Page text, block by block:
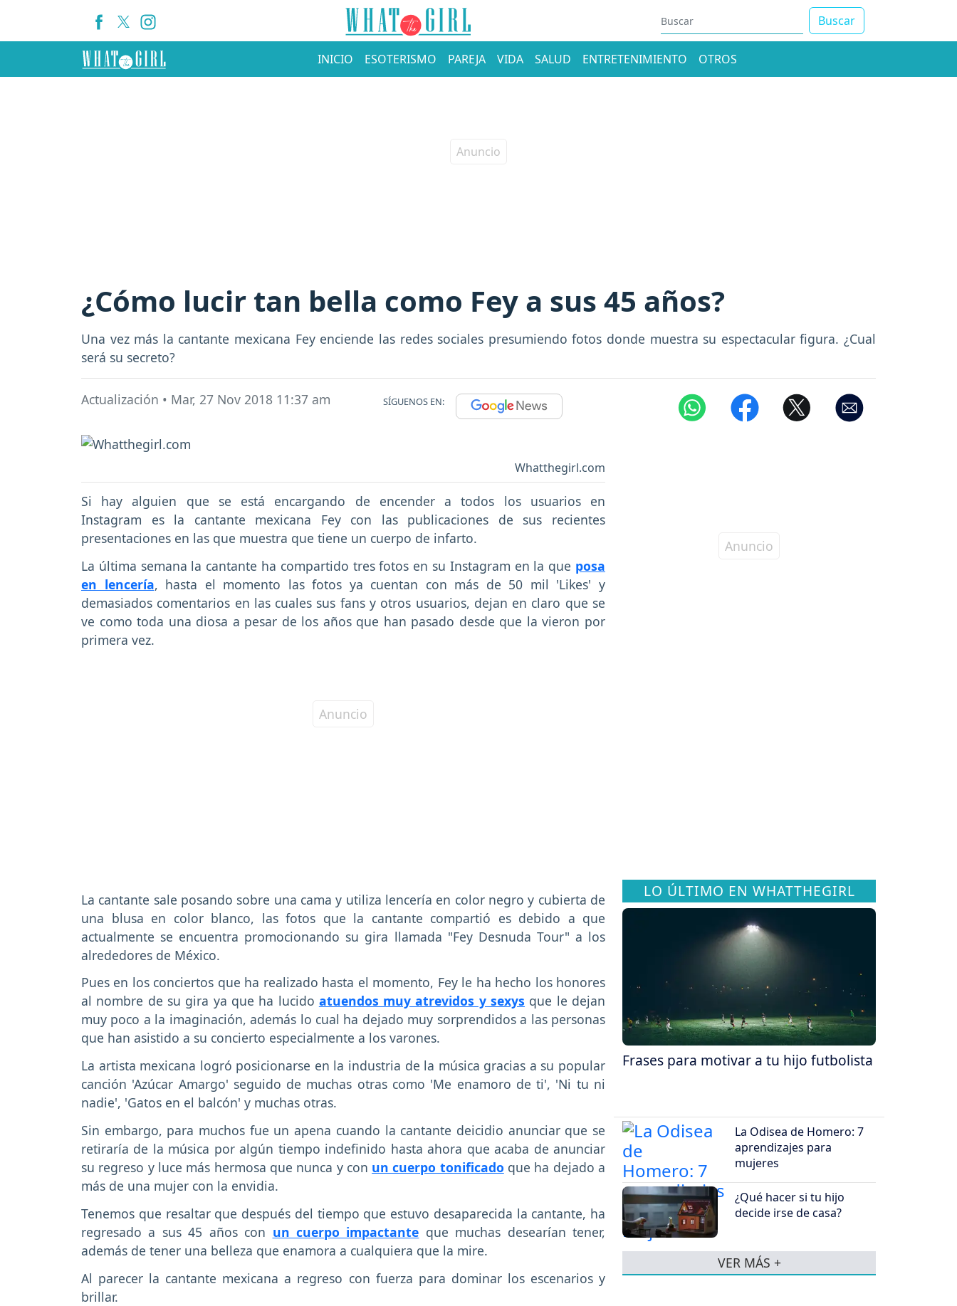
Buscar
INICIO ESOTERISMO PAREJA VIDA SALUD ENTRETENIMIENTO OTROS
¿Cómo lucir tan bella como Fey a sus 45 años?
Una vez más la cantante mexicana Fey enciende las redes sociales presumiendo fotos donde muestra su espectacular figura. ¿Cual
será su secreto?
Actualización • Mar, 27 Nov 2018 11:37 am SÍGUENOS EN:
Whatthegirl.com
Si hay alguien que se está encargando de encender a todos los usuarios en
Instagram es la cantante mexicana Fey con las publicaciones de sus recientes
presentaciones en las que muestra que tiene un cuerpo de infarto.
La última semana la cantante ha compartido tres fotos en su Instagram en la que posa
en lencería, hasta el momento las fotos ya cuentan con más de 50 mil 'Likes' y
demasiados comentarios en las cuales sus fans y otros usuarios, dejan en claro que se
ve como toda una diosa a pesar de los años que han pasado desde que la vieron por
primera vez.
La cantante sale posando sobre una cama y utiliza lencería en color negro y cubierta de
una blusa en color blanco, las fotos que la cantante compartió es debido a que
actualmente se encuentra promocionando su gira llamada "Fey Desnuda Tour" a los
alrededores de México.
Pues en los conciertos que ha realizado hasta el momento, Fey le ha hecho los honores
al nombre de su gira ya que ha lucido atuendos muy atrevidos y sexys que le dejan
muy poco a la imaginación, además lo cual ha dejado muy sorprendidos a las personas
que han asistido a su concierto especialmente a los varones.
La artista mexicana logró posicionarse en la industria de la música gracias a su popular
canción 'Azúcar Amargo' seguido de muchas otras como 'Me enamoro de ti', 'Ni tu ni
nadie', 'Gatos en el balcón' y muchas otras.
Sin embargo, para muchos fue un apena cuando la cantante deicidio anunciar que se
retiraría de la música por algún tiempo indefinido hasta ahora que acaba de anunciar
su regreso y luce más hermosa que nunca y con un cuerpo tonificado que ha dejado a
más de una mujer con la envidia.
Tenemos que resaltar que después del tiempo que estuvo desaparecida la cantante, ha
regresado a sus 45 años con un cuerpo impactante que muchas desearían tener,
además de tener una belleza que enamora a cualquiera que la mire.
Al parecer la cantante mexicana a regreso con fuerza para dominar los escenarios y
brillar.
LO ÚLTIMO EN WHATTHEGIRL
Frases para motivar a tu hijo futbolista
La Odisea de Homero: 7
aprendizajes para
mujeres
¿Qué hacer si tu hijo
decide irse de casa?
VER MÁS +